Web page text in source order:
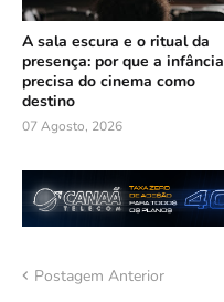
A sala escura e o ritual da
presença: por que a infância
precisa do cinema como
destino
07 Agosto, 2026
Postagem Anterior